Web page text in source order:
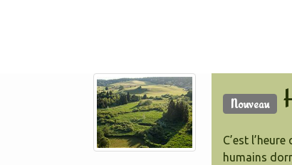
Nouveau
C’est
humains